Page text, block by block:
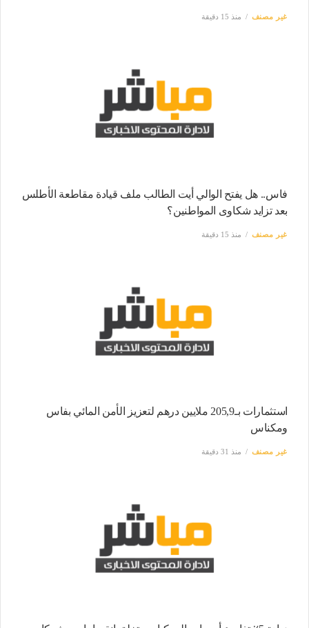
غير مصنف منذ 15 دقيقة
فاس.. هل يفتح الوالي أيت الطالب ملف قيادة مقاطعة الأطلس
بعد تزايد شكاوى المواطنين؟
غير مصنف منذ 15 دقيقة
استثمارات بـ205,9 ملايين درهم لتعزيز الأمن المائي بفاس
ومكناس
غير مصنف منذ 31 دقيقة